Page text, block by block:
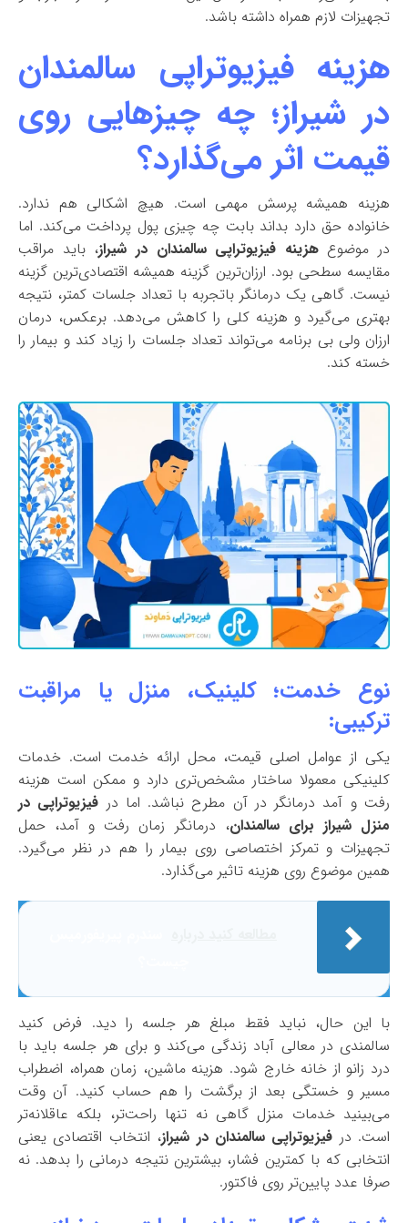
تجهیزات لازم همراه داشته باشد.
هزینه فیزیوتراپی سالمندان
در شیراز؛ چه چیزهایی روی
قیمت اثر می‌گذارد؟
هزینه همیشه پرسش مهمی است. هیچ اشکالی هم ندارد.
خانواده حق دارد بداند بابت چه چیزی پول پرداخت می‌کند. اما
در موضوعهزینه فیزیوتراپی سالمندان در شیراز، باید مراقب
مقایسه سطحی بود. ارزان‌ترین گزینه همیشه اقتصادی‌ترین گزینه
نیست. گاهی یک درمانگر باتجربه با تعداد جلسات کمتر، نتیجه
بهتری می‌گیرد و هزینه کلی را کاهش می‌دهد. برعکس، درمان
ارزان ولی بی برنامه می‌تواند تعداد جلسات را زیاد کند و بیمار را
خسته کند.
نوع خدمت؛ کلینیک، منزل یا مراقبت
ترکیبی:
یکی از عوامل اصلی قیمت، محل ارائه خدمت است. خدمات
کلینیکی معمولا ساختار مشخص‌تری دارد و ممکن است هزینه
رفت و آمد درمانگر در آن مطرح نباشد. اما در فیزیوتراپی در
منزل شیراز برای سالمندان، درمانگر زمان رفت و آمد، حمل
تجهیزات و تمرکز اختصاصی روی بیمار را هم در نظر می‌گیرد.
همین موضوع روی هزینه تاثیر می‌گذارد.
با این حال، نباید فقط مبلغ هر جلسه را دید. فرض کنید
سالمندی در معالی آباد زندگی می‌کند و برای هر جلسه باید با
درد زانو از خانه خارج شود. هزینه ماشین، زمان همراه، اضطراب
مسیر و خستگی بعد از برگشت را هم حساب کنید. آن وقت
می‌بینید خدمات منزل گاهی نه تنها راحت‌تر، بلکه عاقلانه‌تر
است. در فیزیوتراپی سالمندان در شیراز، انتخاب اقتصادی یعنی
انتخابی که با کمترین فشار، بیشترین نتیجه درمانی را بدهد. نه
صرفا عدد پایین‌تر روی فاکتور.